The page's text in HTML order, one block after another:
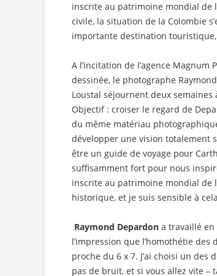
inscrite au patrimoine mondial de
civile, la situation de la Colombie
importante destination
A l’incitation de l’agence Magnum
dessinée, le photographe
Loustal séjournent deux semaines
Objectif : croiser le regard de
du même matériau
développer une vision totalement
être un guide de voyage pour
suffisamment fort pour nous
inscrite au patrimoine mondial de
historique, et je suis sensible à
Raymond Depardon a travaillé en
l’impression que l’homothétie
proche du 6 x 7. J’ai choisi un
pas de bruit, et si vous allez vite –